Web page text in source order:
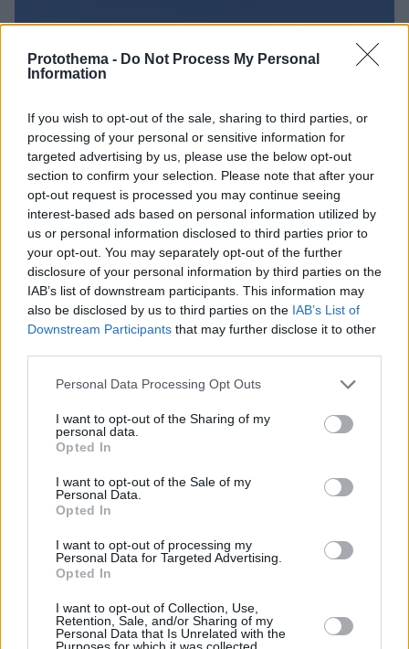
Protothema - Do Not Process My Personal
Information
If you wish to opt-out of the sale, sharing to third parties, or
processing of your personal or sensitive information for
targeted advertising by us, please use the below opt-out
section to confirm your selection. Please note that after your
opt-out request is processed you may continue seeing
interest-based ads based on personal information utilized by
us or personal information disclosed to third parties prior to
your opt-out. You may separately opt-out of the further
disclosure of your personal information by third parties on the
IAB’s list of downstream participants. This information may
also be disclosed by us to third parties on the IAB’s List of
Downstream Participants that may further disclose it to other
Please note that this website/app uses one or more Google
not limited to your visit or usage behaviour. You may click to
grant or deny consent to Google and its third-party tags to
use your data for below specified purposes in below Google
consent section.
Personal Data Processing Opt Outs
I want to opt-out of the Sharing of my
personal data.
Opted In
I want to opt-out of the Sale of my
Personal Data.
Opted In
I want to opt-out of processing my
Personal Data for Targeted Advertising.
Opted In
I want to opt-out of Collection, Use,
Retention, Sale, and/or Sharing of my
Personal Data that Is Unrelated with the
Purposes for which it was collected.
Η «Κυρά του Δέλτα» απέκτησε δορυφορικό τηλέφωνο
και Ίντερνετ και θέλει να επικοινωνεί με όλον τον
κόσμο
Η ακρίτισσα Άρτεμις Παπακωστίδου ζει στο Δέλτα του
Έβρου από 25 χρονών – Πλέον θέλει να ανοίξει
Instagram και Facebook